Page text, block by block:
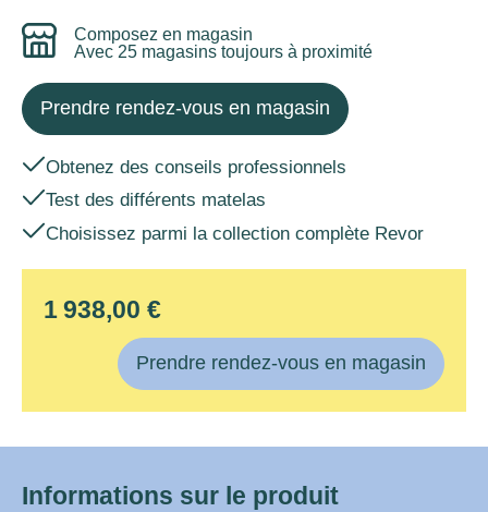
Composez en magasin
Avec 25 magasins toujours à proximité
Prendre rendez-vous en magasin
Obtenez des conseils professionnels
Test des différents matelas
Choisissez parmi la collection complète Revor
1 938,00 €
Prendre rendez-vous en magasin
Informations sur le produit